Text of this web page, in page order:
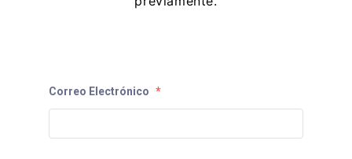
Correo Electrónico *